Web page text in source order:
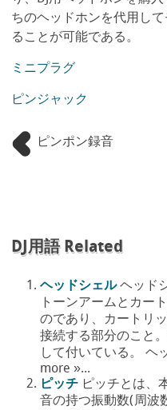
ちのヘッドホンを代用し
ることが可能である。
ミニプラグ
ピンジャック
ピンポン録音
DJ用語 Related
ヘッドシェル ヘッド
トーンアームとカー
のであり、カートリ
接続する部分のこと
して付いている。 ヘ
more »...
ピッチ ピッチとは、
音の持つ振動数(周波